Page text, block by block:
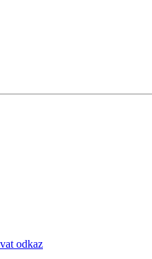
odkaz